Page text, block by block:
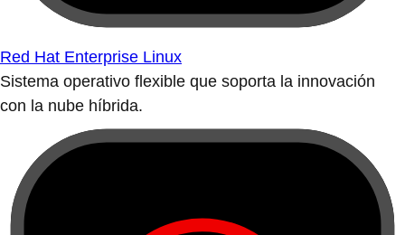
Red Hat Enterprise Linux
Sistema operativo flexible que soporta la innovación
con la nube híbrida.